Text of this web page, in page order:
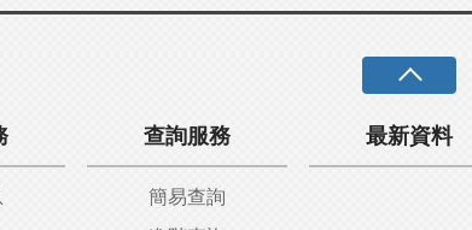
查詢服務
簡易查詢
最新資料